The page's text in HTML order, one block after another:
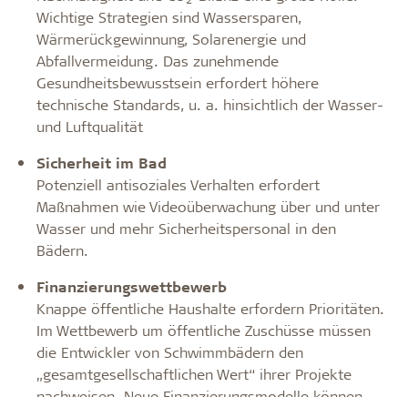
Wichtige Strategien sind Wasser­sparen,
Wärmerückgewinnung, Solar­energie und
Abfallvermeidung. Das zunehmende
Gesundheitsbewusstsein erfordert höhere
technische Standards, u. a. hinsichtlich der Wasser-
und Luftqualität
Sicherheit im Bad
Potenziell antisoziales Verhalten erfordert
Maßnahmen wie Videoüberwachung über und unter
Wasser und mehr Sicherheitspersonal in den
Bädern.
Finanzierungswettbewerb
Knappe öffentliche Haushalte erfordern Prioritäten.
Im Wettbewerb um öffentliche Zuschüsse müssen
die Entwickler von Schwimmbädern den
„gesamtgesellschaftlichen Wert“ ihrer Projekte